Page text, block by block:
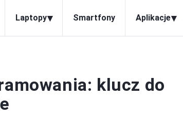
Laptopy▾ Smartfony Aplikacje▾
klucz do